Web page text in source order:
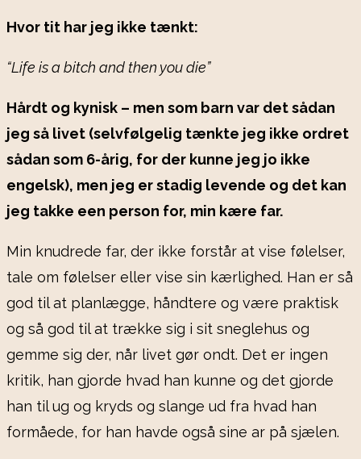
Hvor tit har jeg ikke tænkt:
“Life is a bitch and then you die”
Hårdt og kynisk – men som barn var det sådan
jeg så livet (selvfølgelig tænkte jeg ikke ordret
sådan som 6-årig, for der kunne jeg jo ikke
engelsk), men jeg er stadig levende og det kan
jeg takke een person for, min kære far.
Min knudrede far, der ikke forstår at vise følelser,
tale om følelser eller vise sin kærlighed. Han er så
god til at planlægge, håndtere og være praktisk
og så god til at trække sig i sit sneglehus og
gemme sig der, når livet gør ondt. Det er ingen
kritik, han gjorde hvad han kunne og det gjorde
han til ug og kryds og slange ud fra hvad han
formåede, for han havde også sine ar på sjælen.